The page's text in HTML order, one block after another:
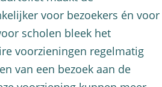
voor bezoekers én voor
scholen bleek het
voorzieningen regelmatig
van een bezoek aan de